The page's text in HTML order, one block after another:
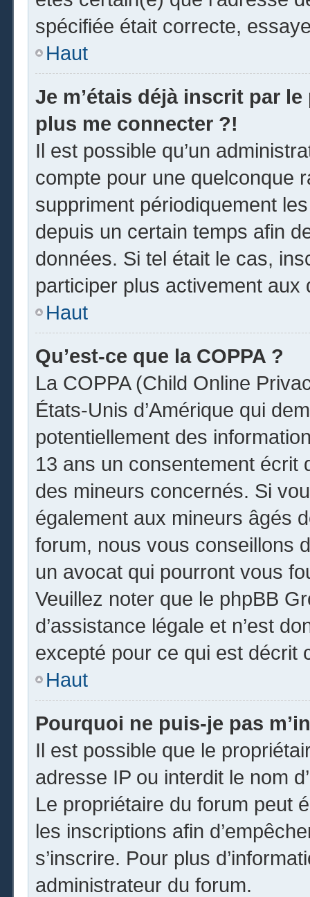
spécifiée était correcte,
Haut
Je m’étais déjà inscrit par
plus me connecter ?!
Il est possible qu’un
compte pour une quelconque
suppriment périodiquement
depuis un certain temps afin
données. Si tel était le cas,
participer plus activement
Haut
Qu’est-ce que la COPPA ?
La COPPA (Child Online
États-Unis d’Amérique qui
potentiellement des
13 ans un consentement écrit
des mineurs concernés. Si
également aux mineurs âgés
forum, nous vous conseillons
un avocat qui pourront vous
Veuillez noter que le phpBB
d’assistance légale et n’est
excepté pour ce qui est décrit
Haut
Pourquoi ne puis-je pas
Il est possible que le
adresse IP ou interdit le nom
Le propriétaire du forum peut
les inscriptions afin
s’inscrire. Pour plus
administrateur du forum.